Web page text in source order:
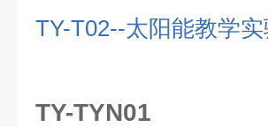
TY-T02--太阳能教学
TY-TYN01